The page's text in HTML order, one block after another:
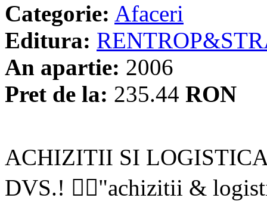
Categorie: Afaceri
Editura:
An apartie: 2006
Pret de la: 235.44 RON
ACHIZITII SI
DVS.! "achizitii &